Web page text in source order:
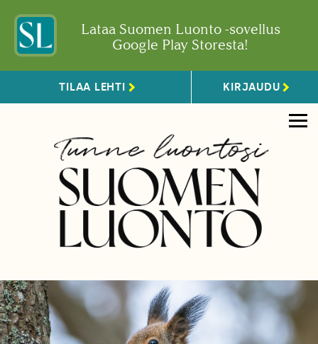
Lataa Suomen Luonto -sovellus
Google Play Storesta!
TILAA LEHTI KIRJAUDU